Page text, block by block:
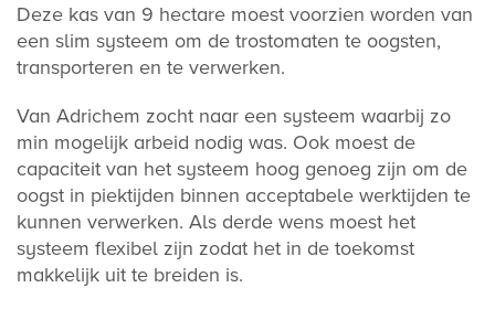
Deze kas van 9 hectare moest voorzien worden van
een slim systeem om de trostomaten te oogsten,
transporteren en te verwerken.
Van Adrichem zocht naar een systeem waarbij zo
min mogelijk arbeid nodig was. Ook moest de
capaciteit van het systeem hoog genoeg zijn om de
oogst in piektijden binnen acceptabele werktijden te
kunnen verwerken. Als derde wens moest het
systeem flexibel zijn zodat het in de toekomst
makkelijk uit te breiden is.